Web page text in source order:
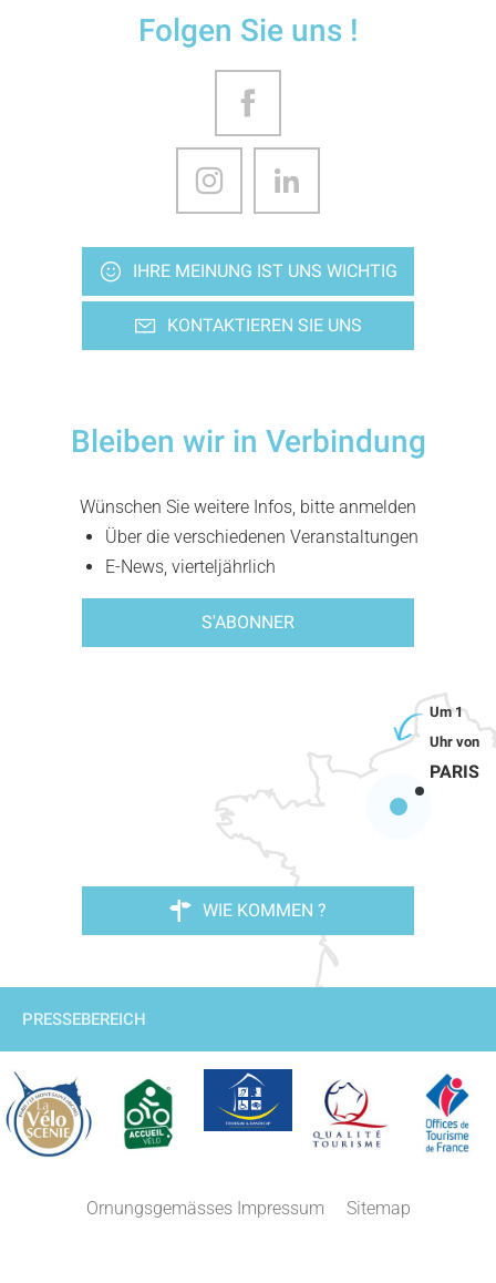
Folgen Sie uns !
IHRE MEINUNG IST UNS WICHTIG
KONTAKTIEREN SIE UNS
Bleiben wir in Verbindung
Wünschen Sie weitere Infos, bitte anmelden
Über die verschiedenen Veranstaltungen
E-News, vierteljährlich
S'ABONNER
PARIS
WIE KOMMEN ?
PRESSEBEREICH
Ornungsgemässes Impressum Sitemap